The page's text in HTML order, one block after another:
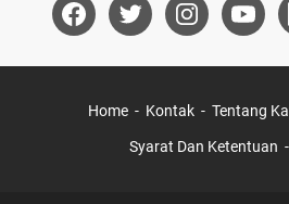
Home Kontak Tentang
Syarat Dan Ketentuan